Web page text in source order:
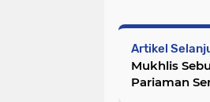
Artikel
Mukhlis
Pariaman